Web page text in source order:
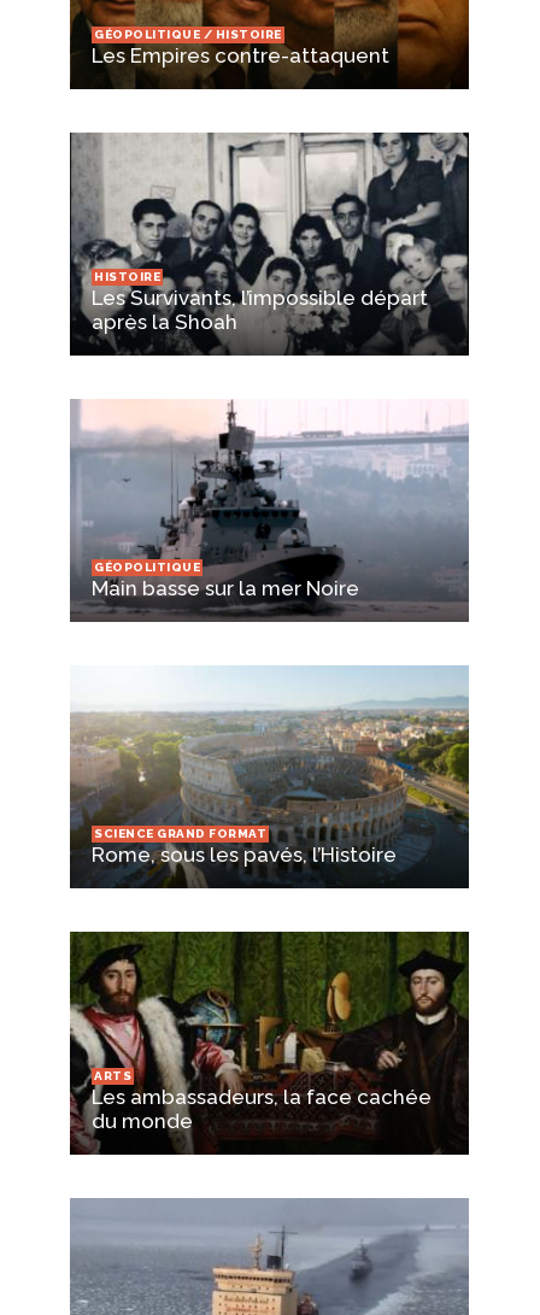
GÉOPOLITIQUE / HISTOIRE
Les Empires contre-attaquent
HISTOIRE
Les Survivants, l’impossible départ
après la Shoah
GÉOPOLITIQUE
Main basse sur la mer Noire
SCIENCE GRAND FORMAT
Rome, sous les pavés, l’Histoire
ARTS
Les ambassadeurs, la face cachée
du monde